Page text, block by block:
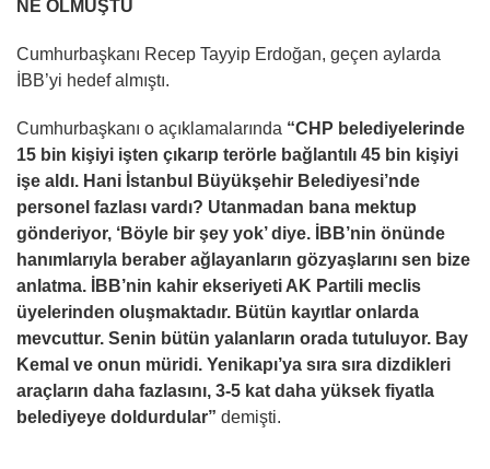
NE OLMUŞTU
Cumhurbaşkanı Recep Tayyip Erdoğan, geçen aylarda
İBB’yi hedef almıştı.
Cumhurbaşkanı o açıklamalarında “CHP belediyelerinde
15 bin kişiyi işten çıkarıp terörle bağlantılı 45 bin kişiyi
işe aldı. Hani İstanbul Büyükşehir Belediyesi’nde
personel fazlası vardı? Utanmadan bana mektup
gönderiyor, ‘Böyle bir şey yok’ diye. İBB’nin önünde
hanımlarıyla beraber ağlayanların gözyaşlarını sen bize
anlatma. İBB’nin kahir ekseriyeti AK Partili meclis
üyelerinden oluşmaktadır. Bütün kayıtlar onlarda
mevcuttur. Senin bütün yalanların orada tutuluyor. Bay
Kemal ve onun müridi. Yenikapı’ya sıra sıra dizdikleri
araçların daha fazlasını, 3-5 kat daha yüksek fiyatla
belediyeye doldurdular” demişti.